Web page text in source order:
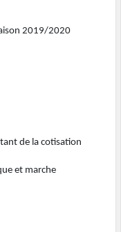
2019/2020
de la cotisation
et marche